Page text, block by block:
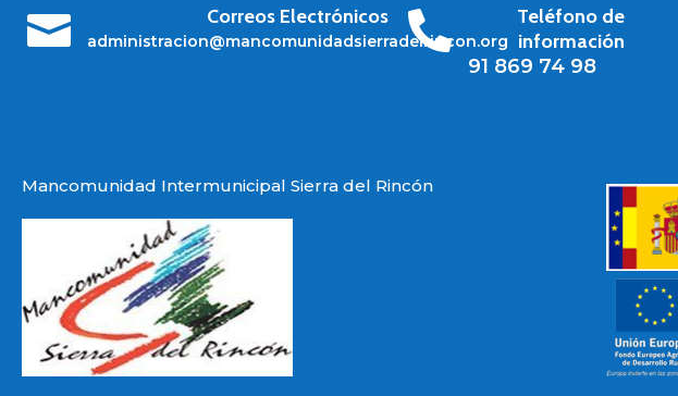
 Correos Electrónicos
administracion@mancomunidadsierradelrincon.org

Teléfono de
información
91 869 74 98
Mancomunidad Intermunicipal Sierra del Rincón